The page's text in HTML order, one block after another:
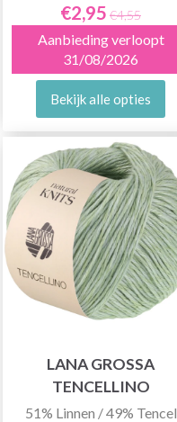
€2,95 €4,55
Aanbieding verloopt
31/08/2026
Bekijk alle opties
LANA GROSSA
TENCELLINO
51% Linnen / 49% Tencel